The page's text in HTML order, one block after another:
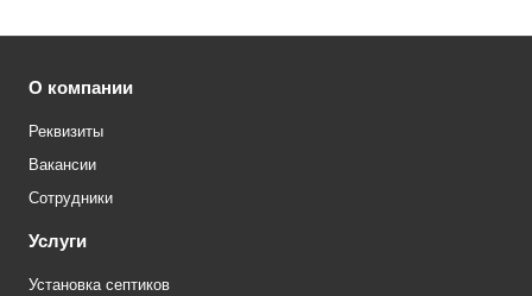
О компании
Реквизиты
Вакансии
Сотрудники
Услуги
Установка септиков